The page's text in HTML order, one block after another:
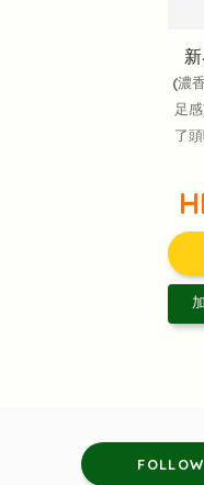
(濃
足
了